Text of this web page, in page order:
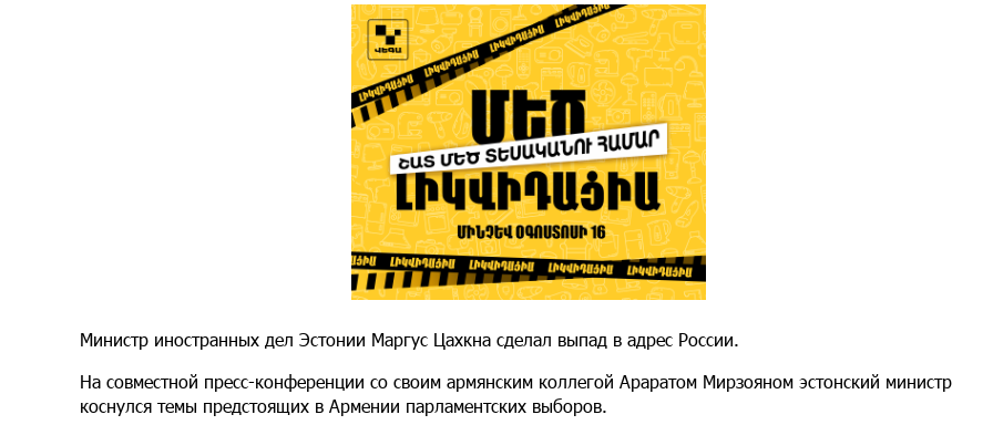
Министр иностранных дел Эстонии Маргус Цахкна сделал выпад в адрес России.
На совместной пресс-конференции со своим армянским коллегой Араратом Мирзояном эстонский министр
коснулся темы предстоящих в Армении парламентских выборов.